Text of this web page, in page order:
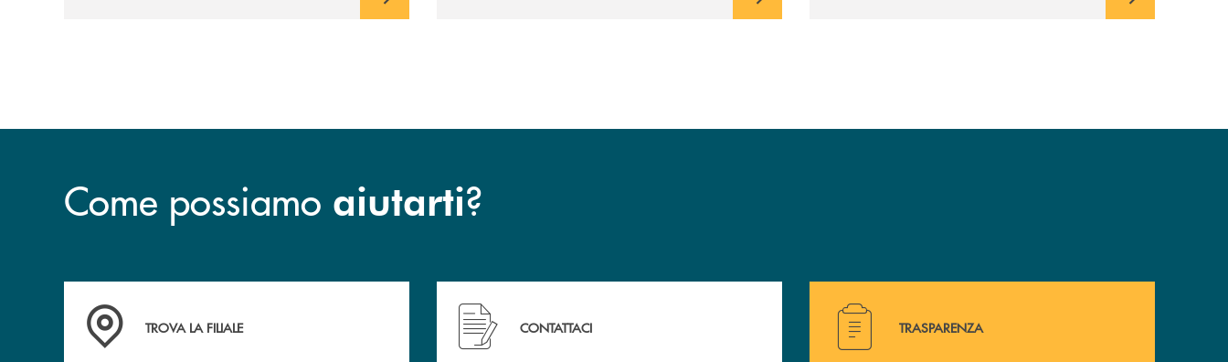
Come possiamo aiutarti?
Accedi all' elenco completo delle filiali .
TROVA LA FILIALE
Hai bisogno di assistenza immediata? Contattaci !
CONTATTACI
Hai bisogno di alcuni documenti ? Vai alla pagina della
TRASPARENZA